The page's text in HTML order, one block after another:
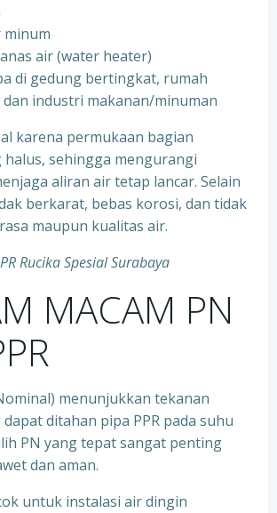
minum
air (water heater)
di gedung bertingkat, rumah
industri makanan/minuman
karena permukaan bagian
halus, sehingga mengurangi
aliran air tetap lancar. Selain
berkarat, bebas korosi, dan tidak
maupun kualitas air.
Rucika Spesial Surabaya
MACAM PN
menunjukkan tekanan
ditahan pipa PPR pada suhu
PN yang tepat sangat penting
dan aman.
untuk instalasi air dingin